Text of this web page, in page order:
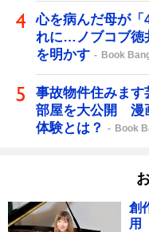
心を病んだ母が
れに…ノブコブ徳
を明かす
Book
事故物件住みま
部屋を大公開 漫
体験とは？
Book
創
用